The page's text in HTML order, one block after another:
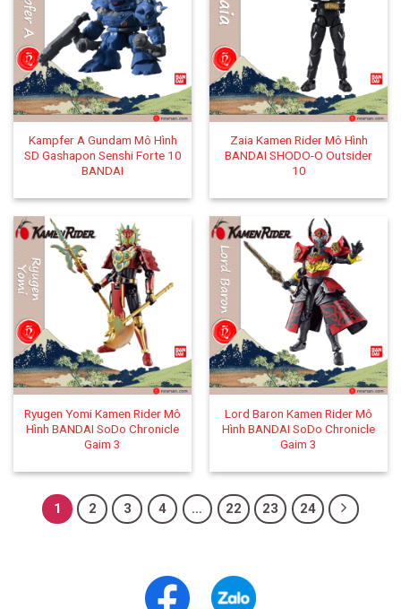
Kampfer A Gundam Mô Hình
SD Gashapon Senshi Forte 10
BANDAI
Zaia Kamen Rider Mô Hình
BANDAI SHODO-O Outsider
10
Ryugen Yomi Kamen Rider Mô
Hình BANDAI SoDo Chronicle
Gaim 3
Lord Baron Kamen Rider Mô
Hình BANDAI SoDo Chronicle
Gaim 3
1 2 3 4 … 22 23 24